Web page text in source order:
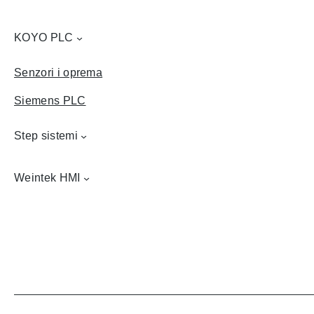
KOYO PLC
Senzori i oprema
Siemens PLC
Step sistemi
Weintek HMI